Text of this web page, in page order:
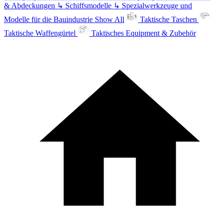
& Abdeckungen ↳ Schiffsmodelle ↳ Spezialwerkzeuge und
Modelle für die Bauindustrie Show All
Taktische Taschen
Taktische Waffengürtel
Taktisches Equipment & Zubehör